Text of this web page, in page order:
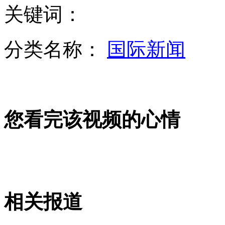
左宗棠诞辰200周年 后裔呼吁捍卫疆土
新疆一货车先后与两车相撞致8人死亡
雅典地铁站突演莎翁剧 乘客齐参与
关键词：
分类名称：
国际新闻
您看完该视频的心情
相关报道